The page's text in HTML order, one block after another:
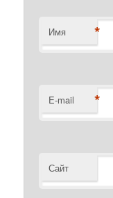
Имя *
E-mail *
Сайт